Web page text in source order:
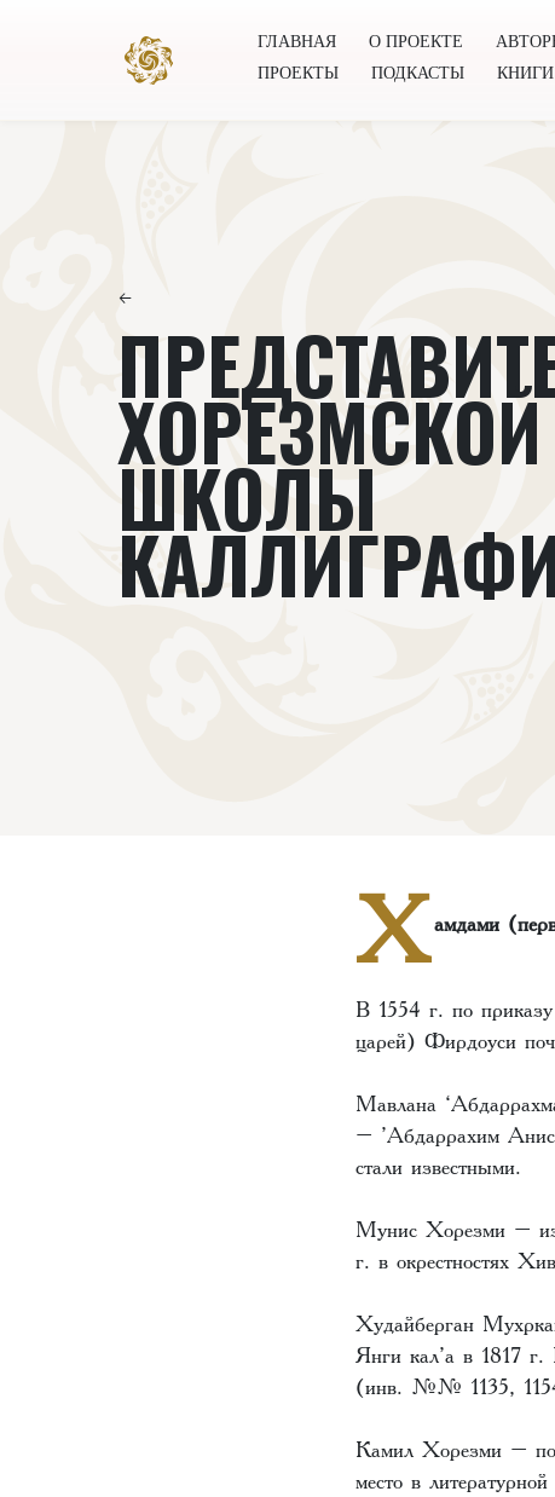
ГЛАВНАЯ О ПРОЕКТЕ
ПРОЕКТЫ
ПОДКАСТЫ КНИГИ
←
ХОРЕЗМСКОЙ
ШКОЛЫ
Хамдами
В 1554 г. по
царей) Фирдоуси
Мавлана
– ’Абдаррахим
стали известными.
Мунис Хорезми –
г. в окрестностях
Худайберган
Янги кал’а в 1817 г.
(инв. №№ 1135,
Камил Хорезми –
место в